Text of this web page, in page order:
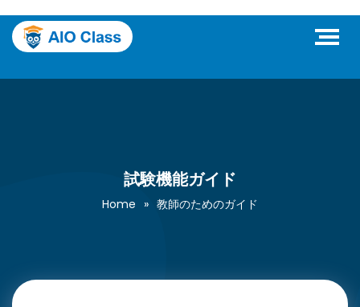
試験機能ガイド
Home » 教師のためのガイド